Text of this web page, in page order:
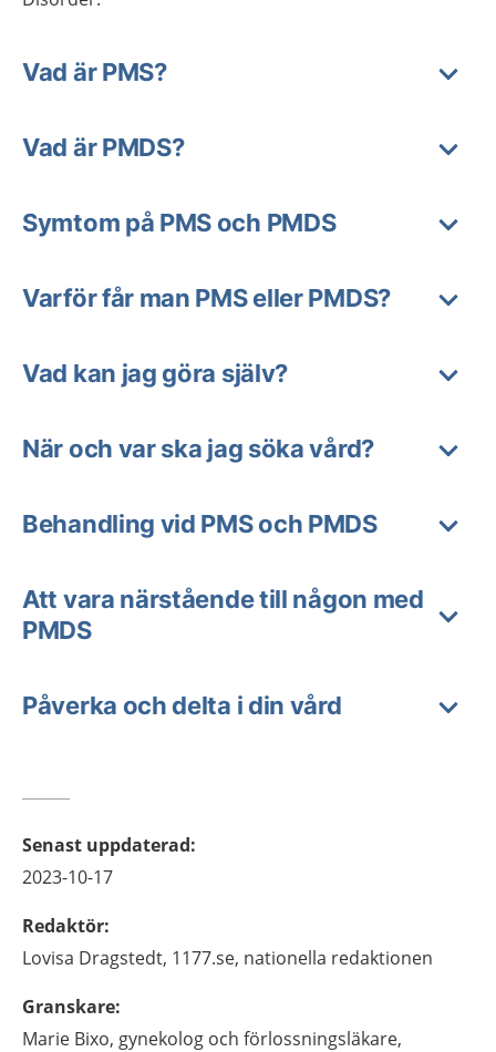
Vad är PMS?
Vad är PMDS?
Symtom på PMS och PMDS
Varför får man PMS eller PMDS?
Vad kan jag göra själv?
När och var ska jag söka vård?
Behandling vid PMS och PMDS
Att vara närstående till någon med
PMDS
Påverka och delta i din vård
Senast uppdaterad:
2023-10-17
Redaktör:
Lovisa Dragstedt, 1177.se, nationella redaktionen
Granskare:
Marie Bixo, gynekolog och förlossningsläkare,